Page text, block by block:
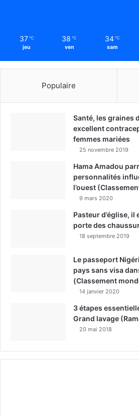
37 ℃
jeu
38 ℃
ven
34 ℃
sam
Populaire
Santé, les graines
excellent
femmes mariées
25 novembre 2019
Hama Amadou
personnalités
l’ouest
9 mars 2020
Pasteur d’église,
porte des
18 septembre 2019
Le passeport
pays sans visa
(Classement
14 janvier 2020
3 étapes
Grand lavage
20 mai 2018